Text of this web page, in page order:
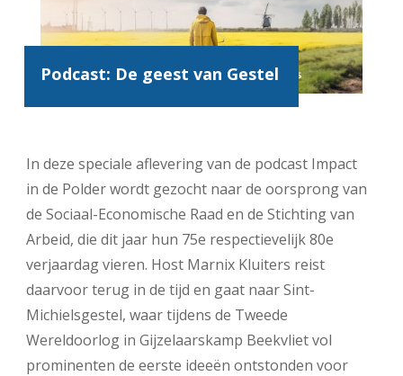
Podcast: De geest van Gestel
In deze speciale aflevering van de podcast Impact
in de Polder wordt gezocht naar de oorsprong van
de Sociaal-Economische Raad en de Stichting van
Arbeid, die dit jaar hun 75e respectievelijk 80e
verjaardag vieren. Host Marnix Kluiters reist
daarvoor terug in de tijd en gaat naar Sint-
Michielsgestel, waar tijdens de Tweede
Wereldoorlog in Gijzelaarskamp Beekvliet vol
prominenten de eerste ideeën ontstonden voor